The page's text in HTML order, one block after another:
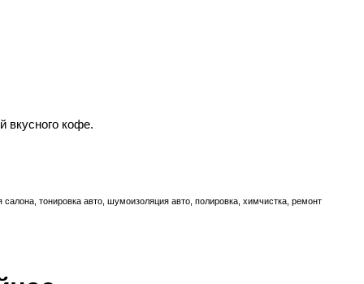
вкусного кофе.
тонировка авто, шумоизоляция авто, полировка, химчистка, ремонт